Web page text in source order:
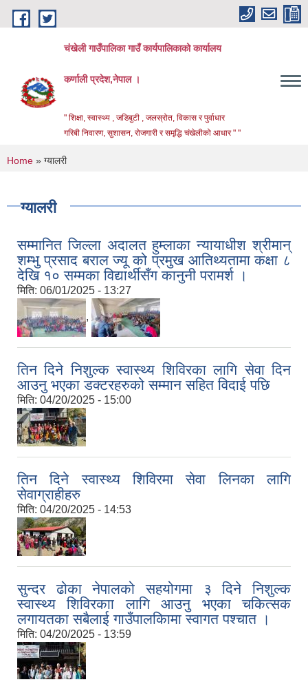
Skip to main content
चंखेली गाउँपालिका गाउँ कार्यपालिकाको कार्यालय
कर्णाली प्रदेश,नेपाल ।
" शिक्षा, स्वास्थ्य , जडिबुटी , जलस्रोत, विकास र पुर्वाधार
गरिबी निवारण, सुशासन, रोजगारी र समृद्धि चंखेलीको आधार " "
You are here
Home » ग्यालरी
ग्यालरी
सम्मानित जिल्ला अदालत हुम्लाका न्यायाधीश श्रीमान्
शम्भु प्रसाद बराल ज्यू को प्रमुख आतिथ्यतामा कक्षा ८
देखि १० सम्मका विद्यार्थीसँग कानुनी परामर्श ।
मिति: 06/01/2025 - 13:27
,
तिन दिने निशुल्क स्वास्थ्य शिविरका लागि सेवा दिन
आउनु भएका डक्टरहरुको सम्मान सहित विदाई पछि
मिति: 04/20/2025 - 15:00
तिन दिने स्वास्थ्य शिविरमा सेवा लिनका लागि
सेवाग्राहीहरु
मिति: 04/20/2025 - 14:53
सुन्दर ढोका नेपालको सहयोगमा ३ दिने निशुल्क
स्वास्थ्य शिविरकाा लागि आउनु भएका चकित्सक
लगायतका सबैलाई गाउँपालकिामा स्वागत पश्चात ।
मिति: 04/20/2025 - 13:59